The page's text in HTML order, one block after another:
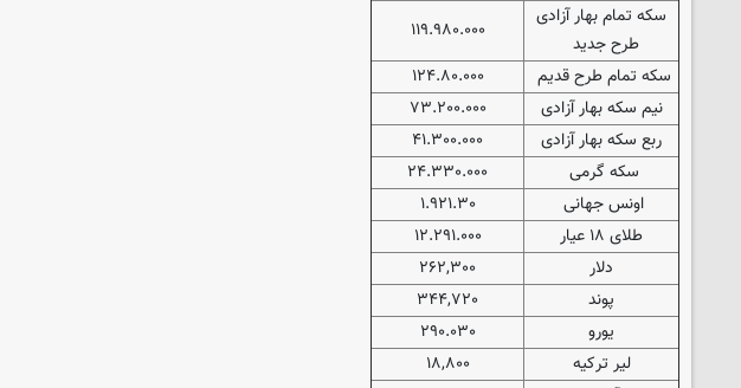
سکه تمام بهار آزادی
طرح جدید
۱۱۹.۹۸۰.۰۰۰
سکه تمام طرح قدیم
۱۲۴.۸۰.۰۰۰
نیم سکه بهار آزادی
۷۳.۲۰۰.۰۰۰
ربع سکه بهار آزادی
۴۱.۳۰۰.۰۰۰
سکه گرمی
۲۴.۳۳۰.۰۰۰
اونس جهانی
۱.۹۲۱.۳۰
طلای ۱۸ عیار
۱۲.۲۹۱.۰۰۰
دلار
۲۶۲,۳۰۰
پوند
۳۴۴,۷۲۰
یورو
۲۹۰.۰۳۰
لیر ترکیه
۱۸,۸۰۰